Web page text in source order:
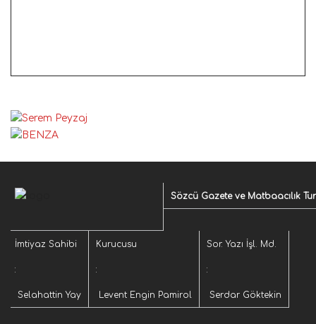
Sözcü Gazete ve Matbaacılık
İmtiyaz Sahibi
:
Selahattin Yay
Kurucusu
:
Levent Engin Pamirol
Sor. Yazı İşl. Md.
:
Serdar Göktekin